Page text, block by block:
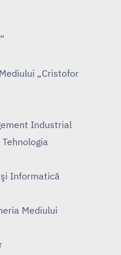
„Cristofor
Industrial
Informatică
Mediului